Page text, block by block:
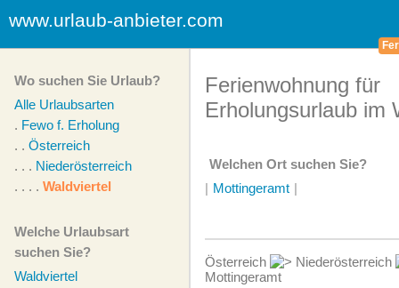
www.urlaub-anbieter.com
Wo suchen Sie Urlaub?
Alle Urlaubsarten
. Fewo f. Erholung
. . Österreich
. . . Niederösterreich
. . . . Waldviertel
Welche Urlaubsart
suchen Sie?
Waldviertel
Ferienwohnung für
Erholungsurlaub im
Welchen Ort suchen Sie?
| Mottingeramt |
Österreich
Niederösterreich
Mottingeramt